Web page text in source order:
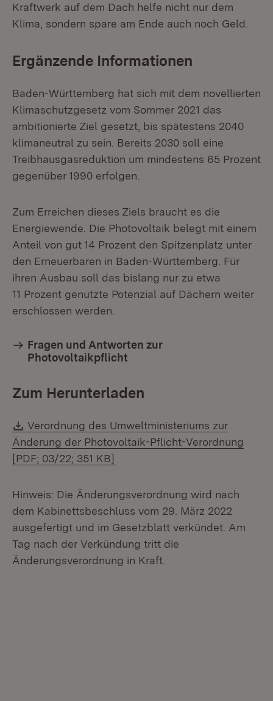
Kraftwerk auf dem Dach helfe nicht nur dem
Klima, sondern spare am Ende auch noch Geld.
Ergänzende Informationen
Baden-Württemberg hat sich mit dem novellierten
Klimaschutzgesetz vom Sommer 2021 das
ambitionierte Ziel gesetzt, bis spätestens 2040
klimaneutral zu sein. Bereits 2030 soll eine
Treibhausgasreduktion um mindestens 65 Prozent
gegenüber 1990 erfolgen.
Zum Erreichen dieses Ziels braucht es die
Energiewende. Die Photovoltaik belegt mit einem
Anteil von gut 14 Prozent den Spitzenplatz unter
den Erneuerbaren in Baden-Württemberg. Für
ihren Ausbau soll das bislang nur zu etwa
11 Prozent genutzte Potenzial auf Dächern weiter
erschlossen werden.
Fragen und Antworten zur
Photovoltaikpflicht
Zum Herunterladen
Download:
Verordnung des Umweltministeriums zur
Änderung der Photovoltaik-Pflicht-Verordnung
[PDF; 03/22; 351 KB]
Hinweis: Die Änderungsverordnung wird nach
dem Kabinettsbeschluss vom 29. März 2022
ausgefertigt und im Gesetzblatt verkündet. Am
Tag nach der Verkündung tritt die
Änderungsverordnung in Kraft.